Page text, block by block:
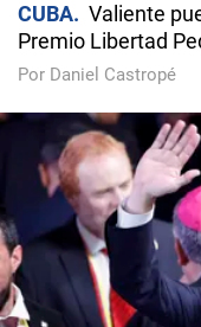
CUBA
Valiente
Premio Libertad
Por Daniel Castropé